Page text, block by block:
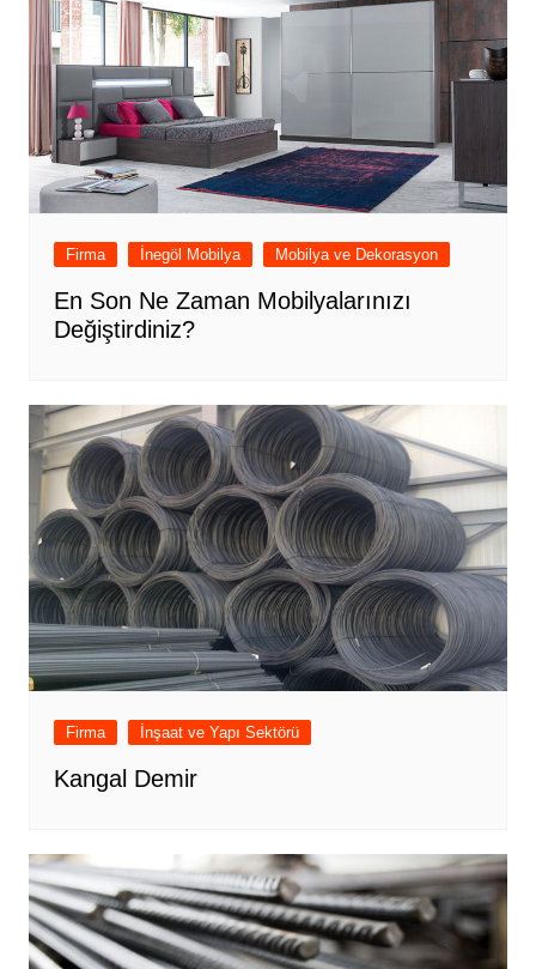
Firma İnegöl Mobilya Mobilya ve Dekorasyon
En Son Ne Zaman Mobilyalarınızı
Değiştirdiniz?
Firma İnşaat ve Yapı Sektörü
Kangal Demir